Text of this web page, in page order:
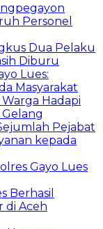
Personel
Dua Pelaku
Diburu
Lues:
Masyarakat
Hadapi
Pejabat
kepada
Gayo Lues
Berhasil
di Aceh